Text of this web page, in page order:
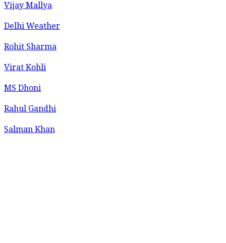
Vijay Mallya
Delhi Weather
Rohit Sharma
Virat Kohli
MS Dhoni
Rahul Gandhi
Salman Khan